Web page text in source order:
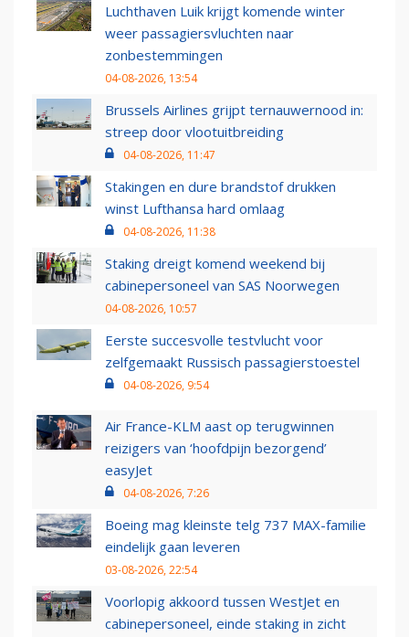
Luchthaven Luik krijgt komende winter
weer passagiersvluchten naar
zonbestemmingen
04-08-2026, 13:54
Brussels Airlines grijpt ternauwernood in:
streep door vlootuitbreiding
04-08-2026, 11:47
Stakingen en dure brandstof drukken
winst Lufthansa hard omlaag
04-08-2026, 11:38
Staking dreigt komend weekend bij
cabinepersoneel van SAS Noorwegen
04-08-2026, 10:57
Eerste succesvolle testvlucht voor
zelfgemaakt Russisch passagierstoestel
04-08-2026, 9:54
Air France-KLM aast op terugwinnen
reizigers van ‘hoofdpijn bezorgend’
easyJet
04-08-2026, 7:26
Boeing mag kleinste telg 737 MAX-familie
eindelijk gaan leveren
03-08-2026, 22:54
Voorlopig akkoord tussen WestJet en
cabinepersoneel, einde staking in zicht